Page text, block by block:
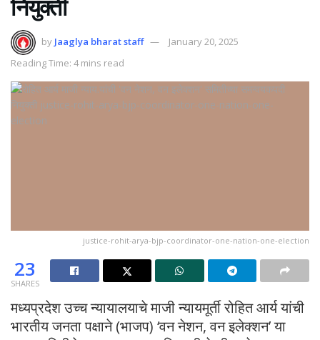
नियुक्ती
by Jaaglya bharat staff
January 20, 2025
Reading Time: 4 mins read
justice-rohit-arya-bjp-coordinator-one-nation-one-election
23
SHARES
मध्यप्रदेश उच्च न्यायालयाचे माजी न्यायमूर्ती रोहित आर्य यांची
भारतीय जनता पक्षाने (भाजप) ‘वन नेशन, वन इलेक्शन’ या